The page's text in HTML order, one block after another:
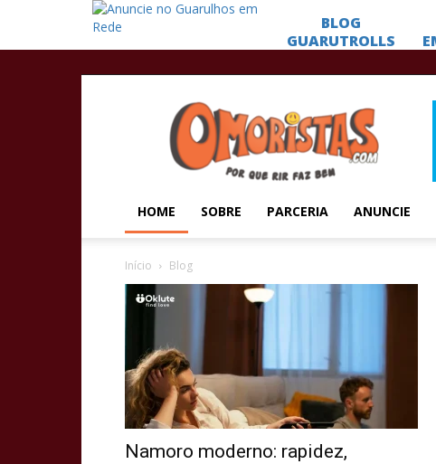
Omoristas
HOME SOBRE PARCERIA ANUNCIE
Início Blog
Namoro moderno: rapidez,